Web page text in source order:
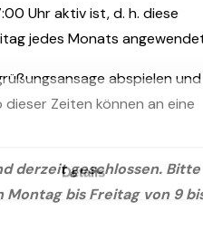
Details
Uhr aktiv ist, d. h. diese
jedes Monats
abspielen und
Zeiten können an eine
derzeit geschlossen. Bitte
bis Freitag von 9